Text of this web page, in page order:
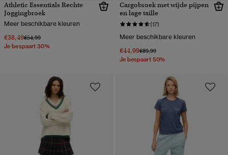
Athletic Essentials Rechte
Joggingbroek
Meer beschikbare kleuren
€38,49Prijs verlaagd van
€54,99naar
Je bespaart 30%
Cargobroek met wijde pijpen
en lage taille
(17)
Meer beschikbare kleuren
€44,99Prijs verlaagd van
€89,99naar
Je bespaart 50%